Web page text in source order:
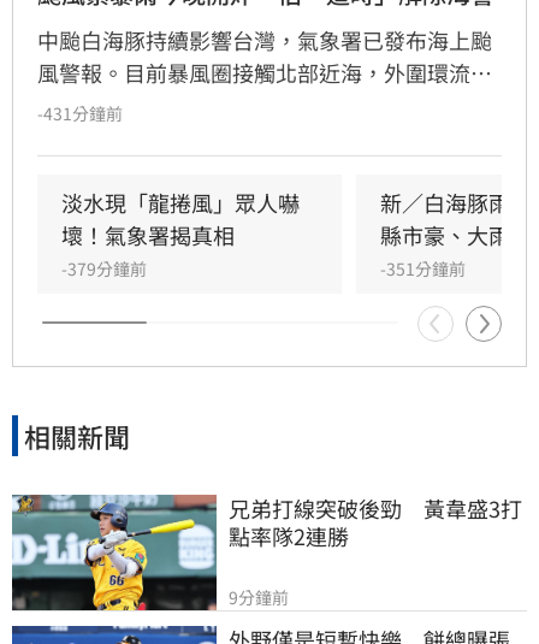
中颱白海豚持續影響台灣，氣象署已發布海上颱
風警報。目前暴風圈接觸北部近海，外圍環流引
發強對流，北海岸已出現強風與局部龍捲風。氣
地需嚴防8至11級強陣風。此外，基隆北海岸適
逢大潮，恐有積淹水風險，沿海浪高達4至6米。
提醒民眾非必要勿前往海邊或山區活動，嚴防強
風豪雨威脅，並留意最新氣象資訊以策安全。
-431分鐘前
淡水現「龍捲風」眾人嚇
壞！氣象署揭真相
-379分鐘前
新／白海豚雨
縣市豪、大雨特
-351分鐘前
相關新聞
兄弟打線突破後勁　黃韋盛3打
點率隊2連勝
9分鐘前